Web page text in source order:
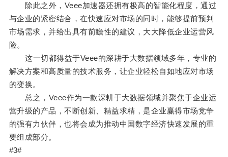
除此之外，Veee加速器还拥有极高的智能化程度，通过
与企业的紧密结合，在快速应对市场的同时，能够提前预判
市场需求，并给出具有前瞻性的建议，大大降低企业运营风
险。
这一切都得益于Veee的深耕于大数据领域多年，专业的
解决方案和高质量的技术服务，让企业轻松自如地应对市场
的变换。
总之，Veee作为一款深耕于大数据领域并聚焦于企业运
营升级的产品，不断创新、精益求精，是企业赢得市场竞争
的强有力伙伴，也将会成为推动中国数字经济快速发展的重
要组成部分。
#3#